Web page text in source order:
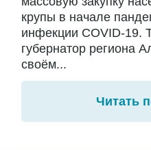
крупы в начале
инфекции COVID-19.
губернатор региона
своём...
Читать